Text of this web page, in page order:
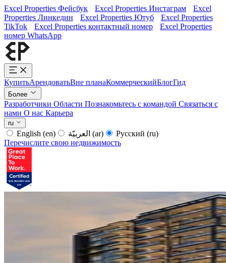
Excel Properties Фейсбук Excel Properties Инстаграм
Excel
Properties Линкедин
Excel Properties Ютуб
Excel Properties
TikTok
Excel Properties контактный номер
Excel Properties
номер WhatsApp
КупитьАрендоватьВне планаКоммерческийБлогГид
Более
Разработчики Области Познакомьтесь с командой Связаться с
нами О нас Карьера
ru
English (en) (ar) Русский (ru)
Перечислите свою недвижимость